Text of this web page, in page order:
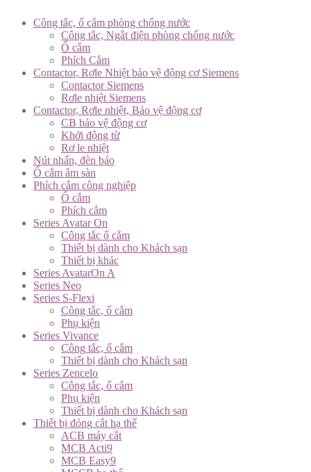
Công tắc, ổ cắm phòng chống nước
Công tắc, Ngắt điện phòng chống nước
Ổ cắm
Phích Cắm
Contactor, Rơle Nhiệt bảo vệ động cơ Siemens
Contactor Siemens
Rơle nhiệt Siemens
Contactor, Rơle nhiệt, Bảo vệ động cơ
CB bảo vệ động cơ
Khởi động từ
Rơ le nhiệt
Nút nhấn, đèn báo
Ổ cắm âm sàn
Phích cắm công nghiệp
Ổ cắm
Phích cắm
Series Avatar On
Công tắc ổ cắm
Thiết bị dành cho Khách sạn
Thiết bị khác
Series AvatarOn A
Series Neo
Series S-Flexi
Công tắc, ổ cắm
Phụ kiện
Series Vivance
Công tắc, ổ cắm
Thiết bị dành cho Khách sạn
Series Zencelo
Công tắc, ổ cắm
Phụ kiện
Thiết bị dành cho Khách sạn
Thiết bị đóng cắt hạ thế
ACB máy cắt
MCB Acti9
MCB Easy9